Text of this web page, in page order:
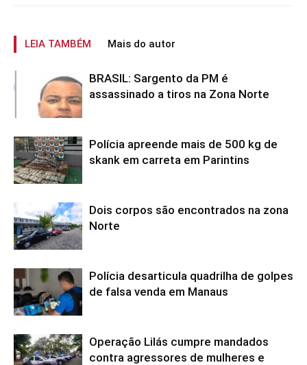
LEIA TAMBÉM Mais do autor
BRASIL: Sargento da PM é
assassinado a tiros na Zona Norte
Polícia apreende mais de 500 kg de
skank em carreta em Parintins
Dois corpos são encontrados na zona
Norte
Polícia desarticula quadrilha de golpes
de falsa venda em Manaus
Operação Lilás cumpre mandados
contra agressores de mulheres e